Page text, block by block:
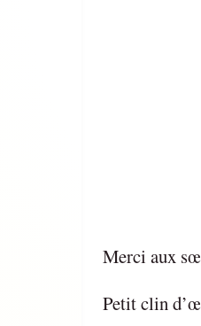
Merci aux
Petit clin